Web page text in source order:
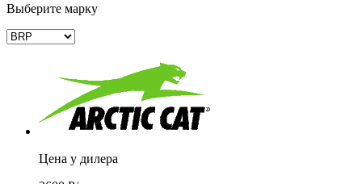
Выберите марку
Цена у дилера